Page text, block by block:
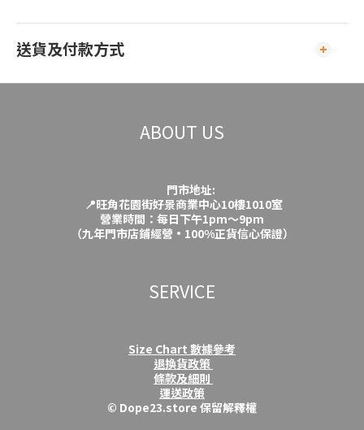
送貨及付款方式
ABOUT US
門市地址:
📍旺角花園街好景商業中心10樓1010室
營業時間：每日下午1pm～9pm
（九年門市店鋪經營·100%正貨信心保證）
SERVICE
Size Chart 數據參考
退換貨政策
條款及細則
運送政策
© Dope23.store 保留解釋權